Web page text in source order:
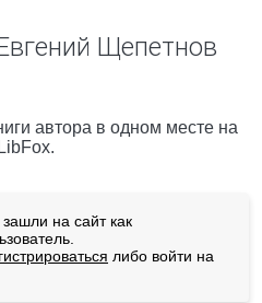
Щепетнов
автора в одном месте на
на сайт как
либо войти на